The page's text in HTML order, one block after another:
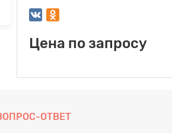
Цена по запросу
ОТВЕТ